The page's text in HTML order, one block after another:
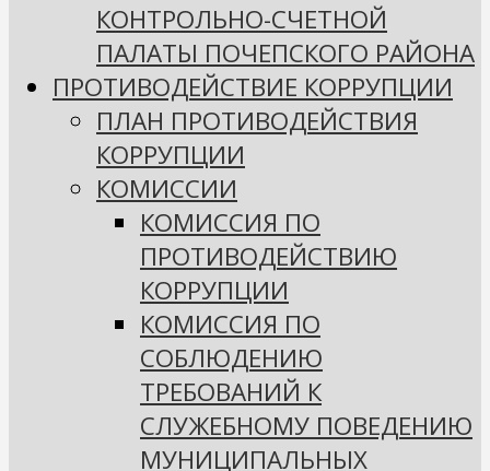
КОНТРОЛЬНО-СЧЕТНОЙ
ПАЛАТЫ ПОЧЕПСКОГО РАЙОНА
ПРОТИВОДЕЙСТВИЕ КОРРУПЦИИ
ПЛАН ПРОТИВОДЕЙСТВИЯ
КОРРУПЦИИ
КОМИССИИ
КОМИССИЯ ПО
ПРОТИВОДЕЙСТВИЮ
КОРРУПЦИИ
КОМИССИЯ ПО
СОБЛЮДЕНИЮ
ТРЕБОВАНИЙ К
СЛУЖЕБНОМУ ПОВЕДЕНИЮ
МУНИЦИПАЛЬНЫХ